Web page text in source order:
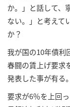
か。」と話して、
ない。」と考えて
か？
我が国の10年債利
春闘の賃上げ要求
発表した事が有る。
要求が6％を上回